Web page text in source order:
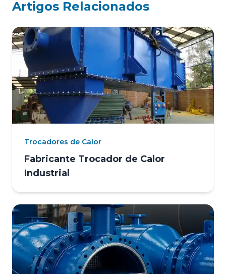
Artigos Relacionados
Trocadores de Calor
Fabricante Trocador de Calor
Industrial